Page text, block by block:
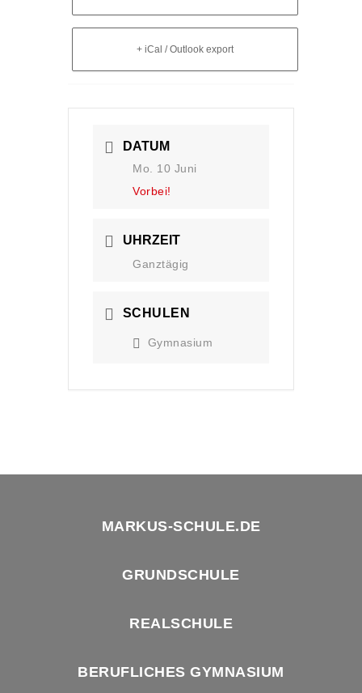
+ iCal / Outlook export
DATUM
Mo. 10 Juni
Vorbei!
UHRZEIT
Ganztägig
SCHULEN
Gymnasium
MARKUS-SCHULE.DE
GRUNDSCHULE
REALSCHULE
BERUFLICHES GYMNASIUM